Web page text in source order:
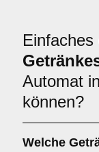
Automat
können?
Welche